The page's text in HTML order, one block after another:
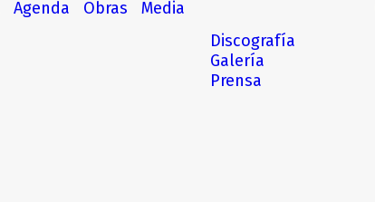
Agenda Obras
Media
Discografía
Galería
Prensa